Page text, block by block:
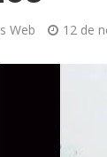
Web 12 de